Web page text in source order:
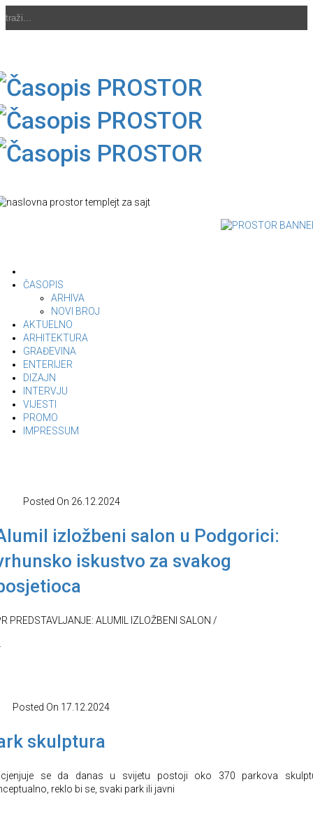
ČASOPIS
ARHIVA
NOVI BROJ
AKTUELNO
ARHITEKTURA
GRAĐEVINA
ENTERIJER
DIZAJN
INTERVJU
VIJESTI
PROMO
IMPRESSUM
Posted On 26.12.2024
izložbeni salon u Podgorici:
iskustvo za svakog
PREDSTAVLJANJE: ALUMIL IZLOŽBENI SALON /
Posted On 17.12.2024
skulptura
se da danas u svijetu postoji oko 370 parkova
reklo bi se, svaki park ili javni